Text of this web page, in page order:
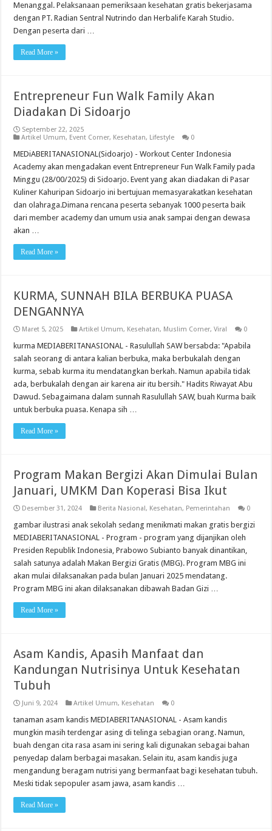
Menanggal. Pelaksanaan pemeriksaan kesehatan gratis bekerjasama
dengan PT. Radian Sentral Nutrindo dan Herbalife Karah Studio.
Dengan peserta dari …
Read More »
Entrepreneur Fun Walk Family Akan
Diadakan Di Sidoarjo
September 22, 2025
Artikel Umum, Event Corner, Kesehatan, Lifestyle 0
MEDiABERITANASIONAL(Sidoarjo) - Workout Center Indonesia
Academy akan mengadakan event Entrepreneur Fun Walk Family pada
Minggu (28/00/2025) di Sidoarjo. Event yang akan diadakan di Pasar
Kuliner Kahuripan Sidoarjo ini bertujuan memasyarakatkan kesehatan
dan olahraga.Dimana rencana peserta sebanyak 1000 peserta baik
dari member academy dan umum usia anak sampai dengan dewasa
akan …
Read More »
KURMA, SUNNAH BILA BERBUKA PUASA
DENGANNYA
Maret 5, 2025 Artikel Umum, Kesehatan, Muslim Corner,Viral 0
kurma MEDIABERITANASIONAL - Rasulullah SAW bersabda: "Apabila
salah seorang di antara kalian berbuka, maka berbukalah dengan
kurma, sebab kurma itu mendatangkan berkah. Namun apabila tidak
ada, berbukalah dengan air karena air itu bersih." Hadits Riwayat Abu
Dawud. Sebagaimana dalam sunnah Rasulullah SAW, buah Kurma baik
untuk berbuka puasa. Kenapa sih …
Read More »
Program Makan Bergizi Akan Dimulai Bulan
Januari, UMKM Dan Koperasi Bisa Ikut
Desember 31, 2024 Berita Nasional, Kesehatan, Pemerintahan 0
gambar ilustrasi anak sekolah sedang menikmati makan gratis bergizi
MEDIABERITANASIONAL - Program - program yang dijanjikan oleh
Presiden Republik Indonesia, Prabowo Subianto banyak dinantikan,
salah satunya adalah Makan Bergizi Gratis (MBG). Program MBG ini
akan mulai dilaksanakan pada bulan Januari 2025 mendatang.
Program MBG ini akan dilaksanakan dibawah Badan Gizi …
Read More »
Asam Kandis, Apasih Manfaat dan
Kandungan Nutrisinya Untuk Kesehatan
Tubuh
Juni 9, 2024 Artikel Umum, Kesehatan 0
tanaman asam kandis MEDIABERITANASIONAL - Asam kandis
mungkin masih terdengar asing di telinga sebagian orang. Namun,
buah dengan cita rasa asam ini sering kali digunakan sebagai bahan
penyedap dalam berbagai masakan. Selain itu, asam kandis juga
mengandung beragam nutrisi yang bermanfaat bagi kesehatan tubuh.
Meski tidak sepopuler asam jawa, asam kandis …
Read More »